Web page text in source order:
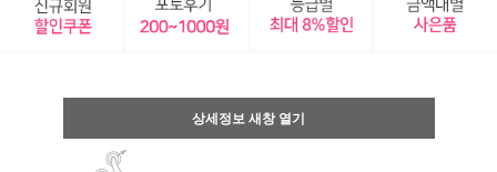
상세정보 새창 열기